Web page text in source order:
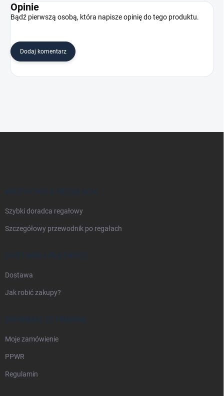
Opinie
Bądź pierwszą osobą, która napisze opinię do tego produktu.
Dodaj komentarz
WSZYSTKO O REGAŁACH
Szybki doradca regałowy
Szczegółowy przewodnik po regałach
DOSTAWA I PŁATNOŚĆ
Dostawa
Jak robić zakupy?
INFORMACJE PRAWNE
Moje zamówienie
PPWR
Regulamin